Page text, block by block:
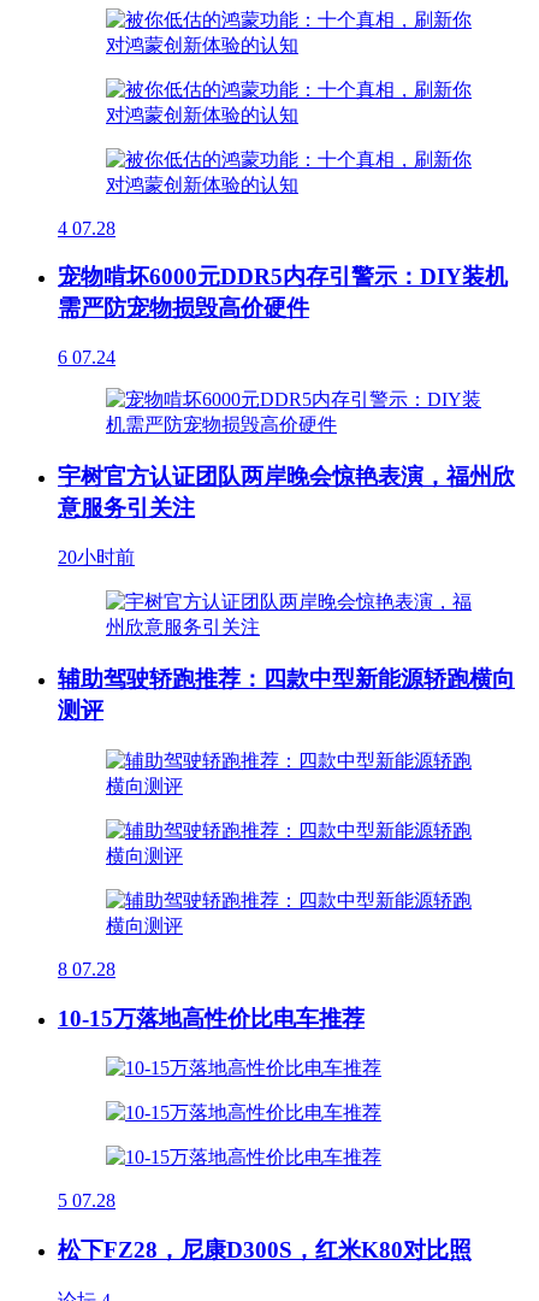
4 07.28
宠物啃坏6000元DDR5内存引警示：DIY装机
需严防宠物损毁高价硬件
6 07.24
宇树官方认证团队两岸晚会惊艳表演，福州欣
意服务引关注
20小时前
辅助驾驶轿跑推荐：四款中型新能源轿跑横向
测评
8 07.28
10-15万落地高性价比电车推荐
5 07.28
松下FZ28，尼康D300S，红米K80对比照